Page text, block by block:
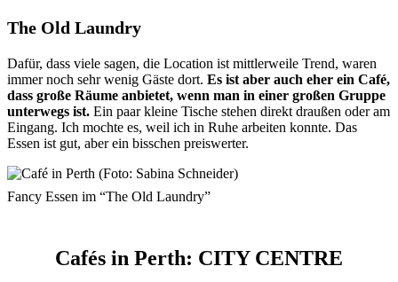
The Old Laundry
Dafür, dass viele sagen, die Location ist mittlerweile Trend, waren
immer noch sehr wenig Gäste dort. Es ist aber auch eher ein Café,
dass große Räume anbietet, wenn man in einer großen Gruppe
unterwegs ist. Ein paar kleine Tische stehen direkt draußen oder am
Eingang. Ich mochte es, weil ich in Ruhe arbeiten konnte. Das
Essen ist gut, aber ein bisschen preiswerter.
Fancy Essen im “The Old Laundry”
Cafés in Perth: CITY CENTRE